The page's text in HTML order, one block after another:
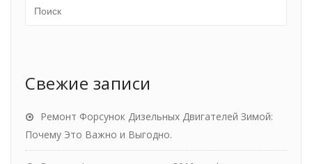
Свежие записи
Ремонт Форсунок Дизельных Двигателей Зимой:
Почему Это Важно и Выгодно.